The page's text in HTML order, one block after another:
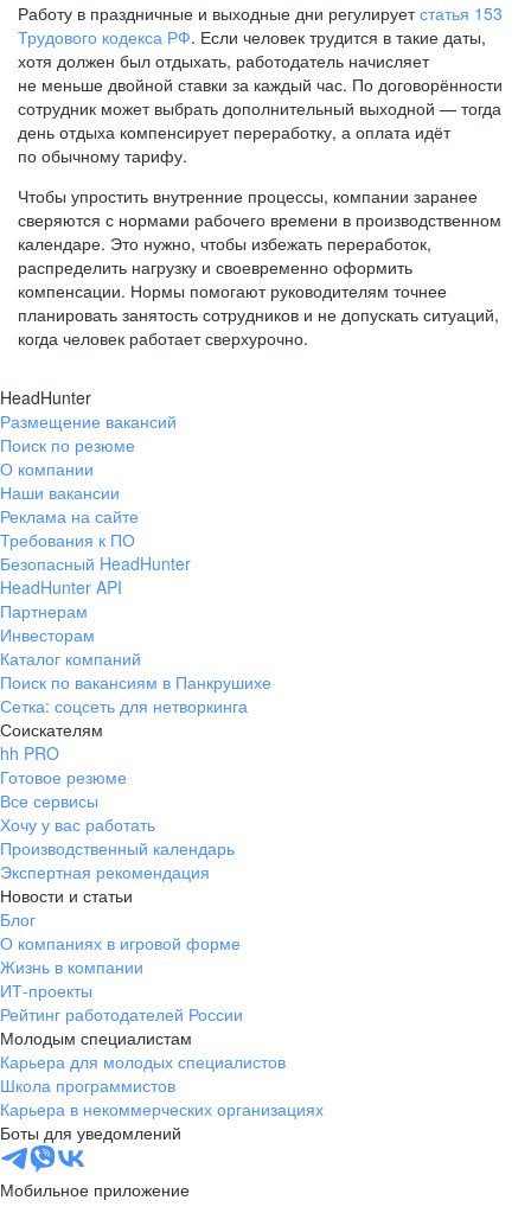
Работу в праздничные и выходные дни регулируетстатья 153
Трудового кодекса РФ. Если человек трудится в такие даты,
хотя должен был отдыхать, работодатель начисляет
не меньше двойной ставки за каждый час. По договорённости
сотрудник может выбрать дополнительный выходной — тогда
день отдыха компенсирует переработку, а оплата идёт
по обычному тарифу.
Чтобы упростить внутренние процессы, компании заранее
сверяются с нормами рабочего времени в производственном
календаре. Это нужно, чтобы избежать переработок,
распределить нагрузку и своевременно оформить
компенсации. Нормы помогают руководителям точнее
планировать занятость сотрудников и не допускать ситуаций,
когда человек работает сверхурочно.
HeadHunter
Размещение вакансий
Поиск по резюме
О компании
Наши вакансии
Реклама на сайте
Требования к ПО
Безопасный HeadHunter
HeadHunter API
Партнерам
Инвесторам
Каталог компаний
Поиск по вакансиям в Панкрушихе
Сетка: соцсеть для нетворкинга
Соискателям
hh PRO
Готовое резюме
Все сервисы
Хочу у вас работать
Производственный календарь
Экспертная рекомендация
Новости и статьи
Блог
О компаниях в игровой форме
Жизнь в компании
ИТ-проекты
Рейтинг работодателей России
Молодым специалистам
Карьера для молодых специалистов
Школа программистов
Карьера в некоммерческих организациях
Боты для уведомлений
Мобильное приложение